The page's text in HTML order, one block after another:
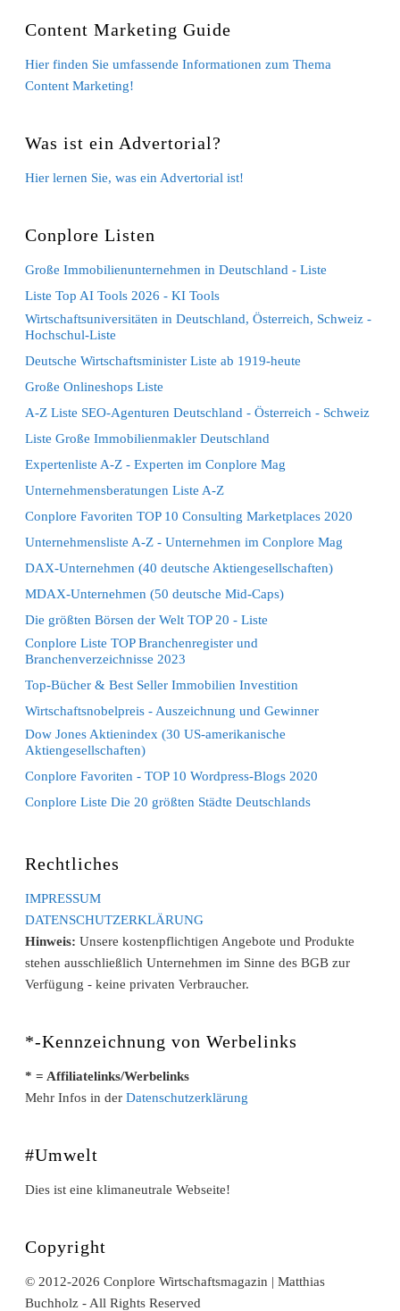
Content Marketing Guide
Hier finden Sie umfassende Informationen zum Thema
Content Marketing!
Was ist ein Advertorial?
Hier lernen Sie, was ein Advertorial ist!
Conplore Listen
Große Immobilienunternehmen in Deutschland - Liste
Liste Top AI Tools 2026 - KI Tools
Wirtschaftsuniversitäten in Deutschland, Österreich, Schweiz -
Hochschul-Liste
Deutsche Wirtschaftsminister Liste ab 1919-heute
Große Onlineshops Liste
A-Z Liste SEO-Agenturen Deutschland - Österreich - Schweiz
Liste Große Immobilienmakler Deutschland
Expertenliste A-Z - Experten im Conplore Mag
Unternehmensberatungen Liste A-Z
Conplore Favoriten TOP 10 Consulting Marketplaces 2020
Unternehmensliste A-Z - Unternehmen im Conplore Mag
DAX-Unternehmen (40 deutsche Aktiengesellschaften)
MDAX-Unternehmen (50 deutsche Mid-Caps)
Die größten Börsen der Welt TOP 20 - Liste
Conplore Liste TOP Branchenregister und
Branchenverzeichnisse 2023
Top-Bücher & Best Seller Immobilien Investition
Wirtschaftsnobelpreis - Auszeichnung und Gewinner
Dow Jones Aktienindex (30 US-amerikanische
Aktiengesellschaften)
Conplore Favoriten - TOP 10 Wordpress-Blogs 2020
Conplore Liste Die 20 größten Städte Deutschlands
Rechtliches
IMPRESSUM
DATENSCHUTZERKLÄRUNG
Hinweis: Unsere kostenpflichtigen Angebote und Produkte
stehen ausschließlich Unternehmen im Sinne des BGB zur
Verfügung - keine privaten Verbraucher.
*-Kennzeichnung von Werbelinks
* = Affiliatelinks/Werbelinks
Mehr Infos in derDatenschutzerklärung
#Umwelt
Dies ist eine klimaneutrale Webseite!
Copyright
© 2012-2026 Conplore Wirtschaftsmagazin | Matthias
Buchholz - All Rights Reserved